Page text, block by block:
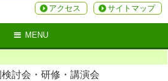
サイトマップ
アクセス
MENU
討会・研修・講演会